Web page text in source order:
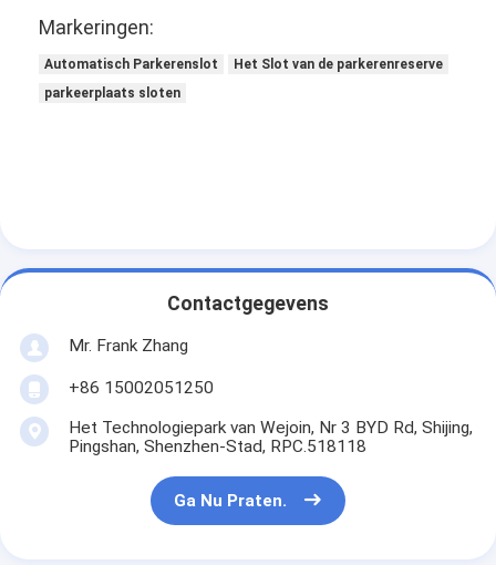
Klep barrière Gate
Markeringen:
Automatisch Parkerenslot
Het Slot van de parkerenreserve
parkeerplaats sloten
Contactgegevens
Mr. Frank Zhang
+86 15002051250
Het Technologiepark van Wejoin, Nr 3 BYD Rd, Shijing,
Pingshan, Shenzhen-Stad, RPC.518118
Ga Nu Praten.